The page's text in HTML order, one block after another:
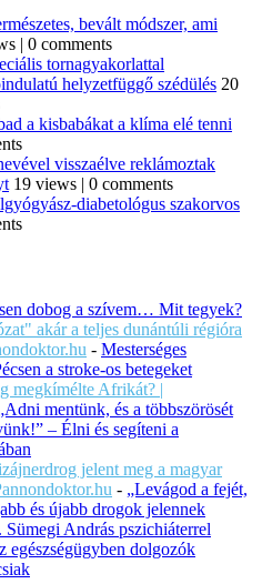
bevált módszer, ami
| 0 comments
tornagyakorlattal
helyzetfüggő szédülés 20
a kisbabákat a klíma elé tenni
visszaélve reklámoztak
19 views | 0 comments
diabetológus szakorvos
dobog a szívem… Mit tegyek?
akár a teljes dunántúli régióra
- Mesterséges
a stroke-os betegeket
megkímélte Afrikát? |
mentünk, és a többszörösét
– Élni és segíteni a
jelent meg a magyar
- „Levágod a fejét,
és újabb drogok jelennek
András pszichiáterrel
egészségügyben dolgozók